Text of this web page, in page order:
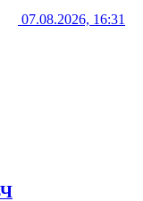
07.08.2026, 16:31